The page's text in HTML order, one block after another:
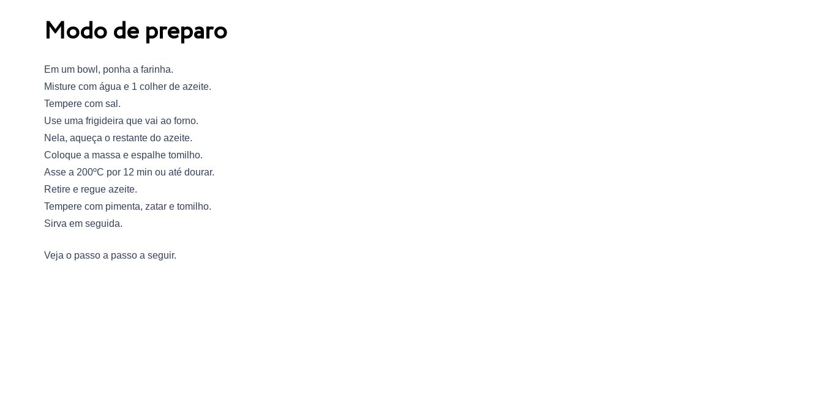
Modo de preparo
Em um bowl, ponha a farinha.
Misture com água e 1 colher de azeite.
Tempere com sal.
Use uma frigideira que vai ao forno.
Nela, aqueça o restante do azeite.
Coloque a massa e espalhe tomilho.
Asse a 200ºC por 12 min ou até dourar.
Retire e regue azeite.
Tempere com pimenta, zatar e tomilho.
Sirva em seguida.
Veja o passo a passo a seguir.